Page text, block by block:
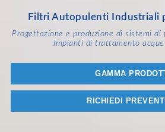
Filtri Autopulenti Industriali
Progettazione e produzione di sistemi
impianti di trattamento acque
GAMMA
RICHIEDI